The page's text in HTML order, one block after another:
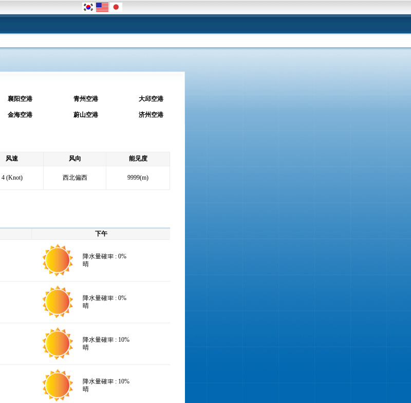
襄阳空港 青州空港 大邱空港
金海空港 蔚山空港 济州空港
风速 风向 能见度
4 (Knot) 西北偏西 9999(m)
下午
降水量確率 : 0%
晴
降水量確率 : 0%
晴
降水量確率 : 10%
晴
降水量確率 : 10%
晴